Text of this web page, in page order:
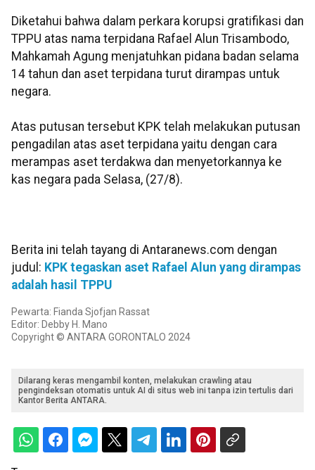
Diketahui bahwa dalam perkara korupsi gratifikasi dan
TPPU atas nama terpidana Rafael Alun Trisambodo,
Mahkamah Agung menjatuhkan pidana badan selama
14 tahun dan aset terpidana turut dirampas untuk
negara.
Atas putusan tersebut KPK telah melakukan putusan
pengadilan atas aset terpidana yaitu dengan cara
merampas aset terdakwa dan menyetorkannya ke
kas negara pada Selasa, (27/8).
Berita ini telah tayang di Antaranews.com dengan
judul: KPK tegaskan aset Rafael Alun yang dirampas
adalah hasil TPPU
Pewarta: Fianda Sjofjan Rassat
Editor: Debby H. Mano
Copyright © ANTARA GORONTALO 2024
Dilarang keras mengambil konten, melakukan crawling atau
pengindeksan otomatis untuk AI di situs web ini tanpa izin tertulis dari
Kantor Berita ANTARA.